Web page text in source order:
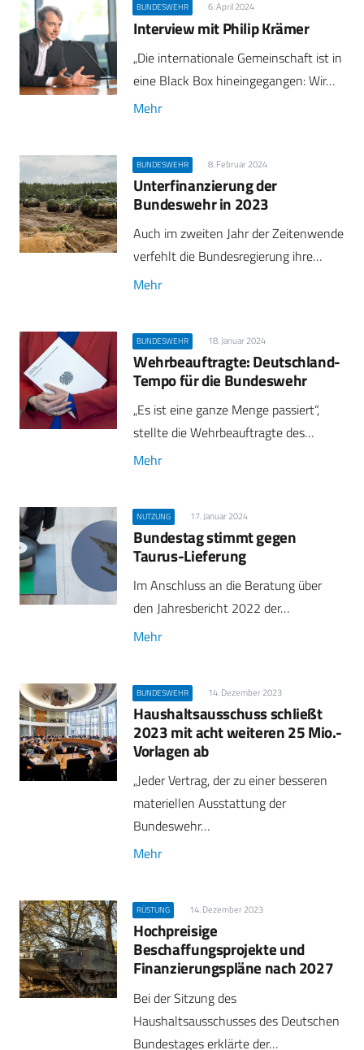
BUNDESWEHR 6. April 2024
Interview mit Philip Krämer
„Die internationale Gemeinschaft ist in
eine Black Box hineingegangen: Wir…
Mehr
BUNDESWEHR 8. Februar 2024
Unterfinanzierung der
Bundeswehr in 2023
Auch im zweiten Jahr der Zeitenwende
verfehlt die Bundesregierung ihre…
Mehr
BUNDESWEHR 18. Januar 2024
Wehrbeauftragte: Deutschland-
Tempo für die Bundeswehr
„Es ist eine ganze Menge passiert“,
stellte die Wehrbeauftragte des…
Mehr
NUTZUNG 17. Januar 2024
Bundestag stimmt gegen
Taurus-Lieferung
Im Anschluss an die Beratung über
den Jahresbericht 2022 der…
Mehr
BUNDESWEHR 14. Dezember 2023
Haushaltsausschuss schließt
2023 mit acht weiteren 25 Mio.-
Vorlagen ab
„Jeder Vertrag, der zu einer besseren
materiellen Ausstattung der
Bundeswehr…
Mehr
RÜSTUNG 14. Dezember 2023
Hochpreisige
Beschaffungsprojekte und
Finanzierungspläne nach 2027
Bei der Sitzung des
Haushaltsausschusses des Deutschen
Bundestages erklärte der…